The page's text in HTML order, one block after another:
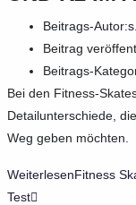
Beitrags-Autor:
Beitrag
Beitrags-
Bei den Fitness-
Detailunterschiede,
Weg geben möchten.
WeiterlesenFitness
Test